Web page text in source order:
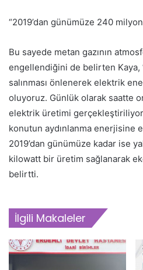
“2019’dan günümüze 240
Bu sayede metan gazının
engellendiğini de belirten Kaya,
salınması önlenerek elektrik
oluyoruz. Günlük olarak saatte
elektrik üretimi
konutun aydınlanma enerjisine
2019’dan günümüze kadar ise
kilowatt bir üretim sağlanarak
belirtti.
İlgili Makaleler